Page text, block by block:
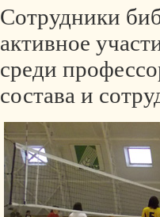
Сотрудники
активное
среди
состава и